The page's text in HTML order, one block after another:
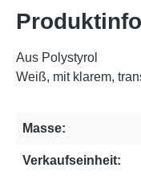
Aus Polystyrol
Weiß, mit klarem,
Masse:
Verkaufseinheit: